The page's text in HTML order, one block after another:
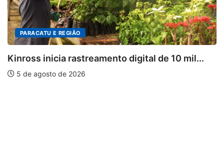
PARACATU E REGIÃO
Kinross inicia rastreamento digital de 10 mil...
5 de agosto de 2026